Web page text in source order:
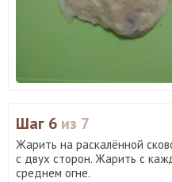
Шаг 6 из 7
Жарить на раскалённой
с двух сторон. Жарить с
среднем огне.